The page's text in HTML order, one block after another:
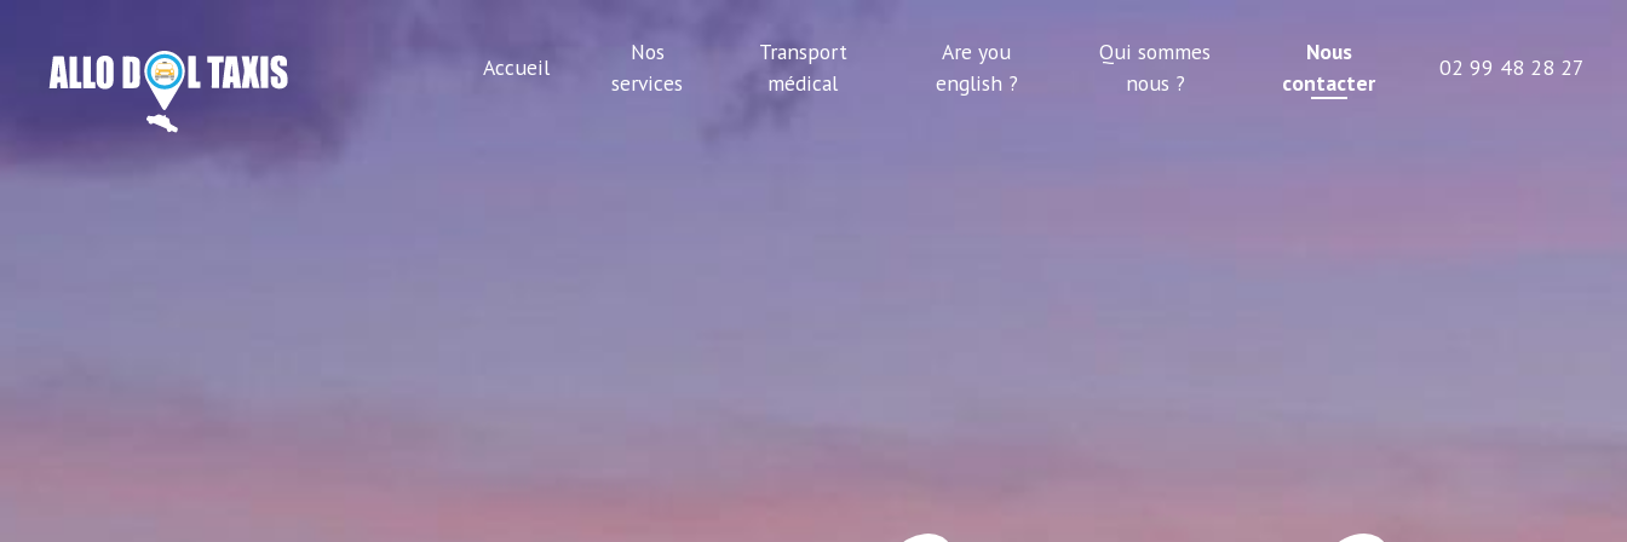
Accueil
Nos
services
Transport
médical
Are you
english ?
Qui sommes
nous ?
Nous
contacter
02 99 48 28 27